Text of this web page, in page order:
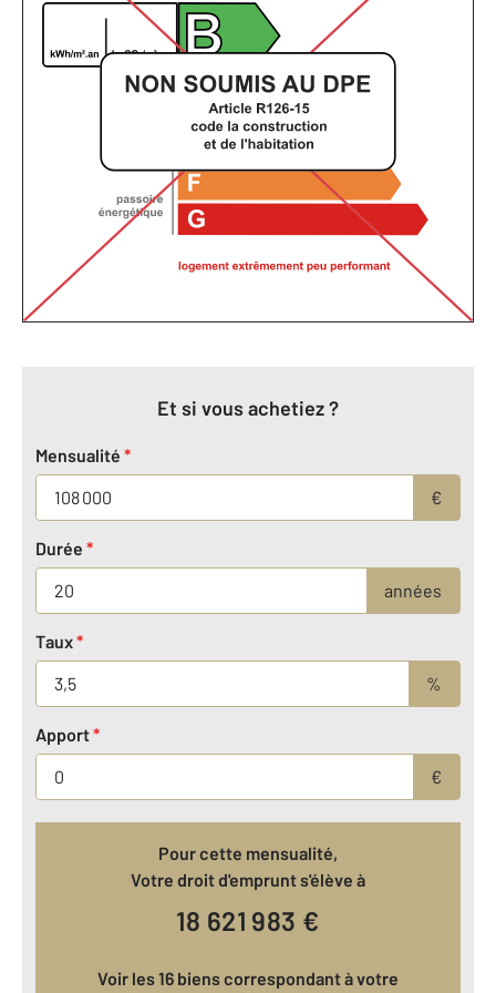
Et si vous achetiez ?
Mensualité *
€
Durée *
années
Taux*
%
Apport*
€
Pour cette mensualité,
Votre droit d'emprunt s'élève à
18 621 983 €
Voir les 16 biens correspondant à votre